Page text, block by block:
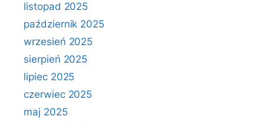
listopad 2025
październik 2025
wrzesień 2025
sierpień 2025
lipiec 2025
czerwiec 2025
maj 2025